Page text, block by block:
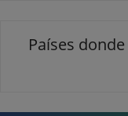
Países